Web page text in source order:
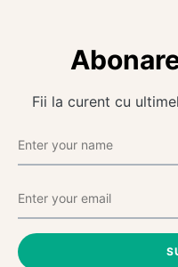
Fii la curent cu